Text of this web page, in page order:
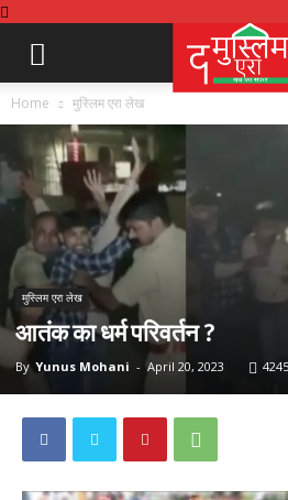
Home मुस्लिम एरा लेख
मुस्लिम एरा लेख
आतंक का धर्म परिवर्तन ?
By Yunus Mohani - April 20, 2023 4245